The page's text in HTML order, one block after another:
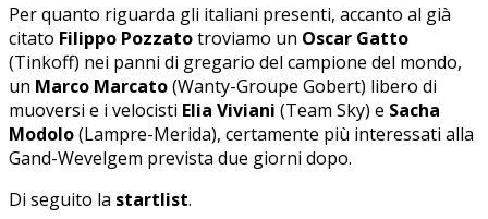
Per quanto riguarda gli italiani presenti, accanto al già
citato Filippo Pozzatotroviamo un Oscar Gatto
(Tinkoff) nei panni di gregario del campione del mondo,
un Marco Marcato(Wanty-Groupe Gobert) libero di
muoversi e i velocisti Elia Viviani (Team Sky) e Sacha
Modolo(Lampre-Merida), certamente più interessati alla
Gand-Wevelgem prevista due giorni dopo.
Di seguito la startlist.